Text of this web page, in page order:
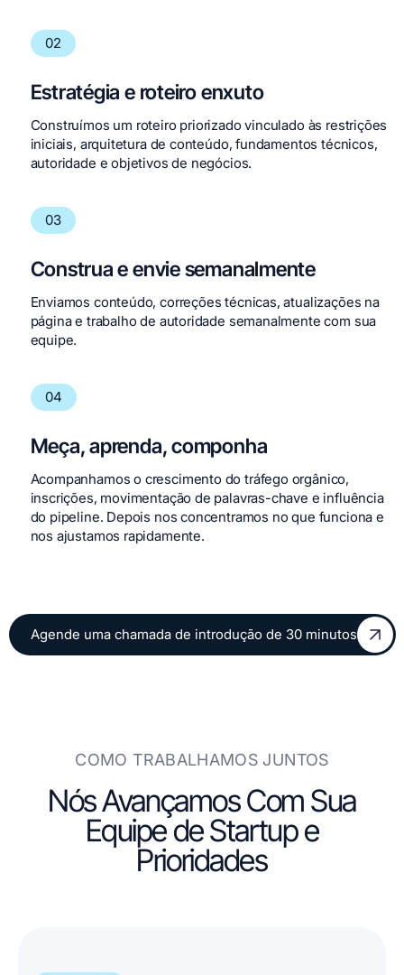
02
Estratégia e roteiro enxuto
Construímos um roteiro priorizado vinculado às restrições
iniciais, arquitetura de conteúdo, fundamentos técnicos,
autoridade e objetivos de negócios.
03
Construa e envie semanalmente
Enviamos conteúdo, correções técnicas, atualizações na
página e trabalho de autoridade semanalmente com sua
equipe.
04
Meça, aprenda, componha
Acompanhamos o crescimento do tráfego orgânico,
inscrições, movimentação de palavras-chave e influência
do pipeline. Depois nos concentramos no que funciona e
nos ajustamos rapidamente.
Agende uma chamada de introdução de 30 minutos
Agende uma chamada de introdução de 30 minutos
COMO TRABALHAMOS JUNTOS
Nós Avançamos Com Sua
Equipe de Startup e
Prioridades